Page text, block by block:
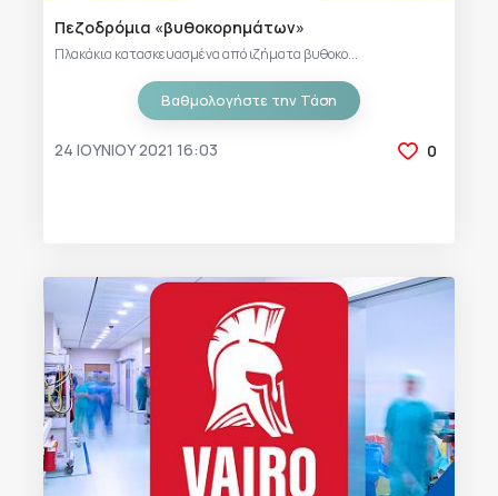
Πεζοδρόμια «βυθοκορημάτων»
Πλακάκια κατασκευασμένα από ιζήματα βυθοκο...
Βαθμολογήστε την Τάση
24 ΙΟΥΝΊΟΥ 2021 16:03 0